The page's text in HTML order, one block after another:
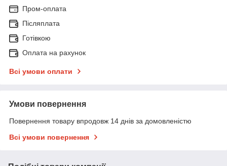
Пром-оплата
Післяплата
Готівкою
Оплата на рахунок
Всі умови оплати
Умови повернення
Повернення товару впродовж 14 днів за домовленістю
Всі умови повернення